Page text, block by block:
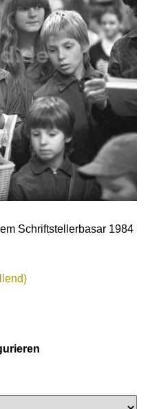
Schriftstellerbasar 1984